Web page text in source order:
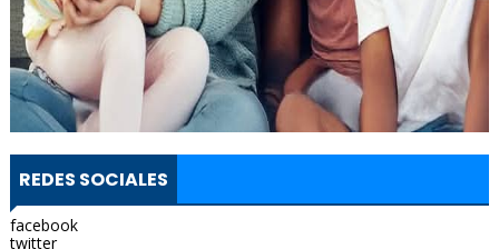
REDES SOCIALES
facebook
twitter